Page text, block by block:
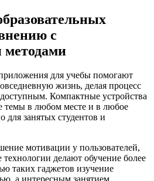
с
для учебы помогают
жизнь, делая процесс
Компактные устройства
темы в любом месте и в любое
для занятых студентов и
мотивации у пользователей,
делают обучение более
таких гаджетов изучение